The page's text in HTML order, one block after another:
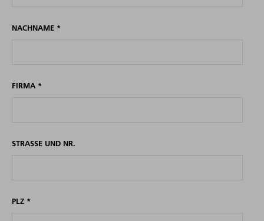
NACHNAME *
FIRMA *
STRASSE UND NR.
PLZ *